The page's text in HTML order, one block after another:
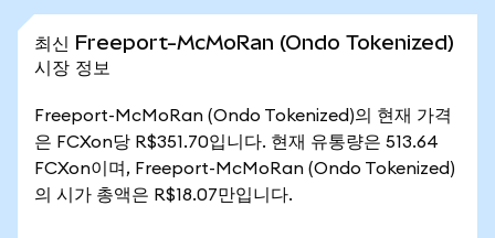
최신 Freeport-McMoRan (Ondo Tokenized)
시장 정보
Freeport-McMoRan (Ondo Tokenized)의 현재 가격
은 FCXon당 R$351.70입니다. 현재 유통량은 513.64
FCXon이며, Freeport-McMoRan (Ondo Tokenized)
의 시가 총액은 R$18.07만입니다.